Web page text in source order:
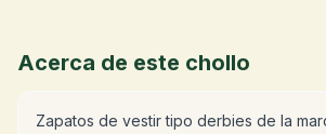
Acerca de este chollo
Zapatos de vestir tipo derbies de la